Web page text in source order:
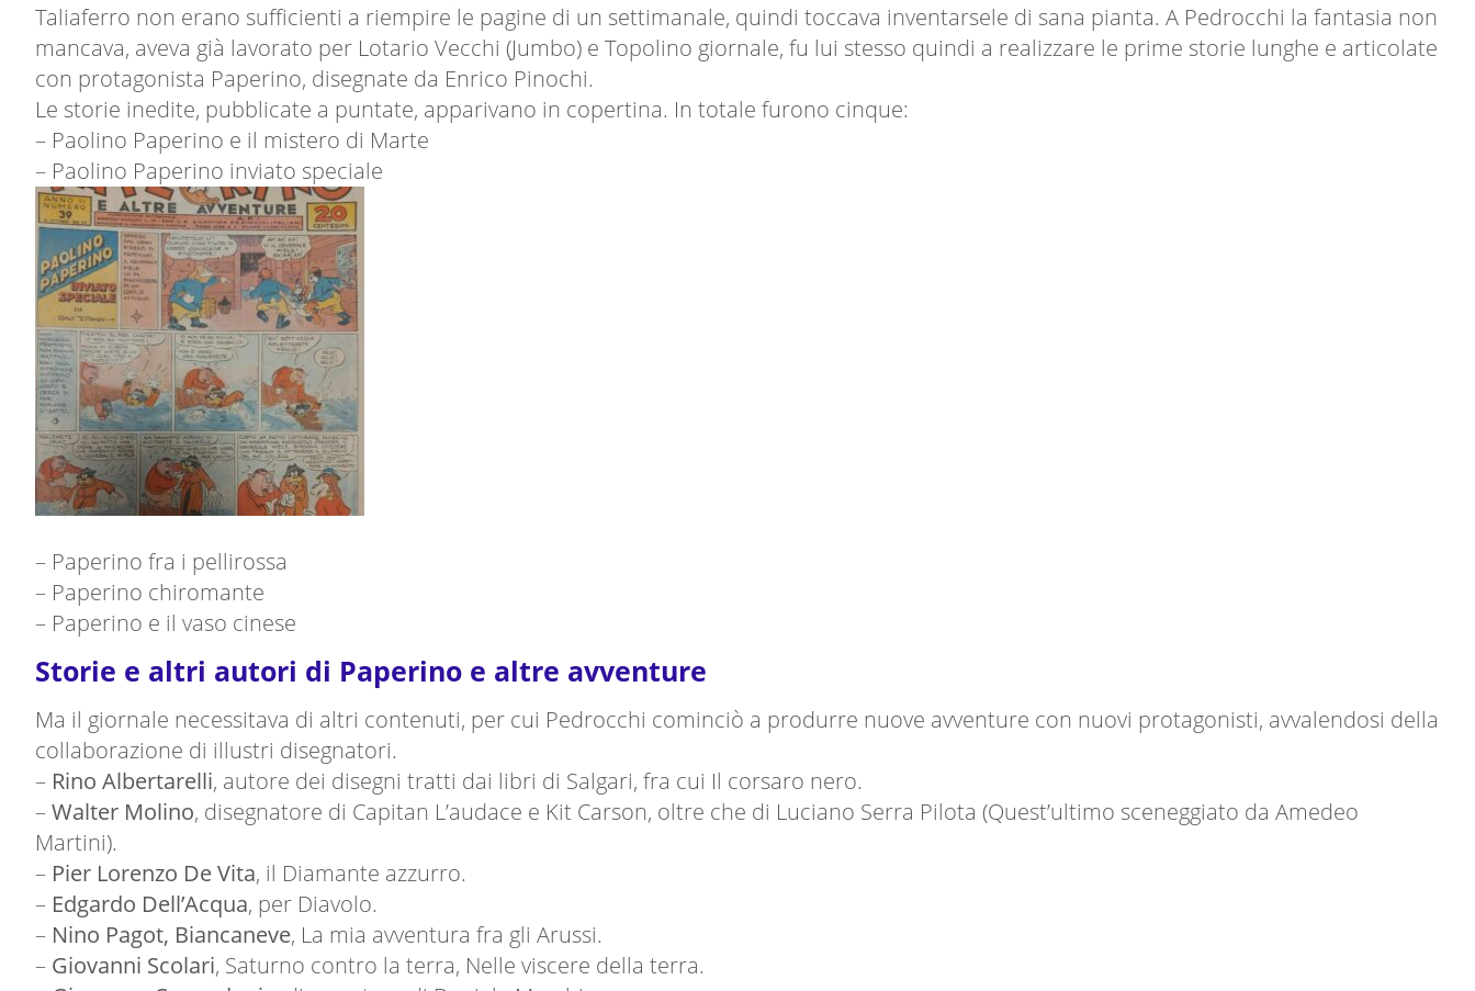
Taliaferro non erano sufficienti a riempire le pagine di un settimanale, quindi toccava inventarsele di sana pianta. A Pedrocchi la fantasia non
mancava, aveva già lavorato per Lotario Vecchi (Jumbo) e Topolino giornale, fu lui stesso quindi a realizzare le prime storie lunghe e articolate
con protagonista Paperino, disegnate da Enrico Pinochi.
Le storie inedite, pubblicate a puntate, apparivano in copertina. In totale furono cinque:
– Paolino Paperino e il mistero di Marte
– Paolino Paperino inviato speciale
– Paperino fra i pellirossa
– Paperino chiromante
– Paperino e il vaso cinese
Storie e altri autori di Paperino e altre avventure
Ma il giornale necessitava di altri contenuti, per cui Pedrocchi cominciò a produrre nuove avventure con nuovi protagonisti, avvalendosi della
collaborazione di illustri disegnatori.
– Rino Albertarelli, autore dei disegni tratti dai libri di Salgari, fra cui Il corsaro nero.
–Walter Molino, disegnatore di Capitan L’audace e Kit Carson, oltre che di Luciano Serra Pilota (Quest’ultimo sceneggiato da Amedeo
Martini).
– Pier Lorenzo De Vita, il Diamante azzurro.
– Edgardo Dell’Acqua, per Diavolo.
– Nino Pagot, Biancaneve, La mia avventura fra gli Arussi.
– Giovanni Scolari, Saturno contro la terra, Nelle viscere della terra.